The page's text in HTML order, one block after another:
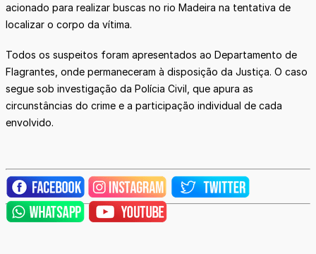
acionado para realizar buscas no rio Madeira na tentativa de
localizar o corpo da vítima.
Todos os suspeitos foram apresentados ao Departamento de
Flagrantes, onde permaneceram à disposição da Justiça. O caso
segue sob investigação da Polícia Civil, que apura as
circunstâncias do crime e a participação individual de cada
envolvido.